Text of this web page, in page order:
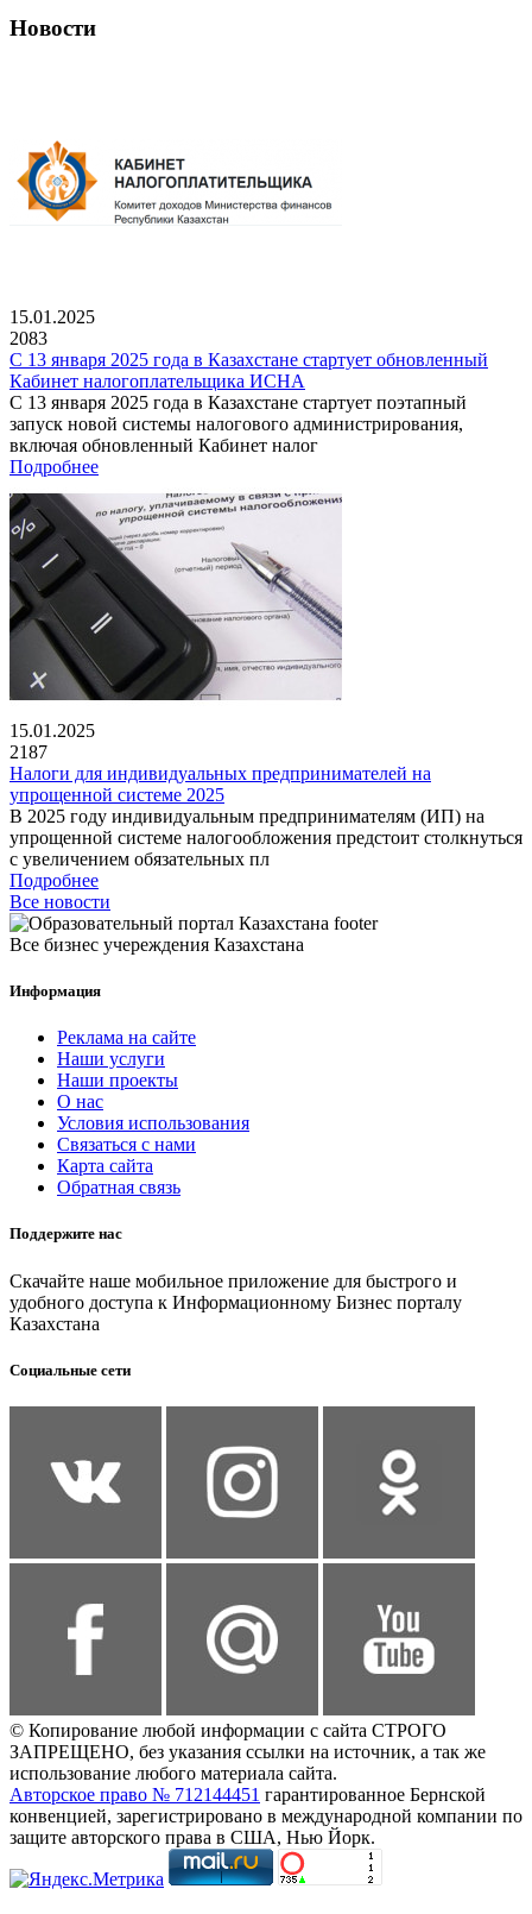
Новости
15.01.2025
2083
С 13 января 2025 года в Казахстане стартует обновленный
Кабинет налогоплательщика ИСНА
С 13 января 2025 года в Казахстане стартует поэтапный
запуск новой системы налогового администрирования,
включая обновленный Кабинет налог
Подробнее
15.01.2025
2187
Налоги для индивидуальных предпринимателей на
упрощенной системе 2025
В 2025 году индивидуальным предпринимателям (ИП) на
упрощенной системе налогообложения предстоит столкнуться
с увеличением обязательных пл
Подробнее
Все новости
Все бизнес учереждения Казахстана
Информация
Реклама на сайте
Наши услуги
Наши проекты
О нас
Условия использования
Связаться с нами
Карта сайта
Обратная связь
Поддержите нас
Скачайте наше мобильное приложение для быстрого и
удобного доступа к Информационному Бизнес порталу
Казахстана
Социальные сети
© Копирование любой информации с сайта СТРОГО
ЗАПРЕЩЕНО, без указания ссылки на источник, а так же
использование любого материала сайта.
Авторское право № 712144451 гарантированное Бернской
конвенцией, зарегистрировано в международной компании по
защите авторского права в США, Нью Йорк.